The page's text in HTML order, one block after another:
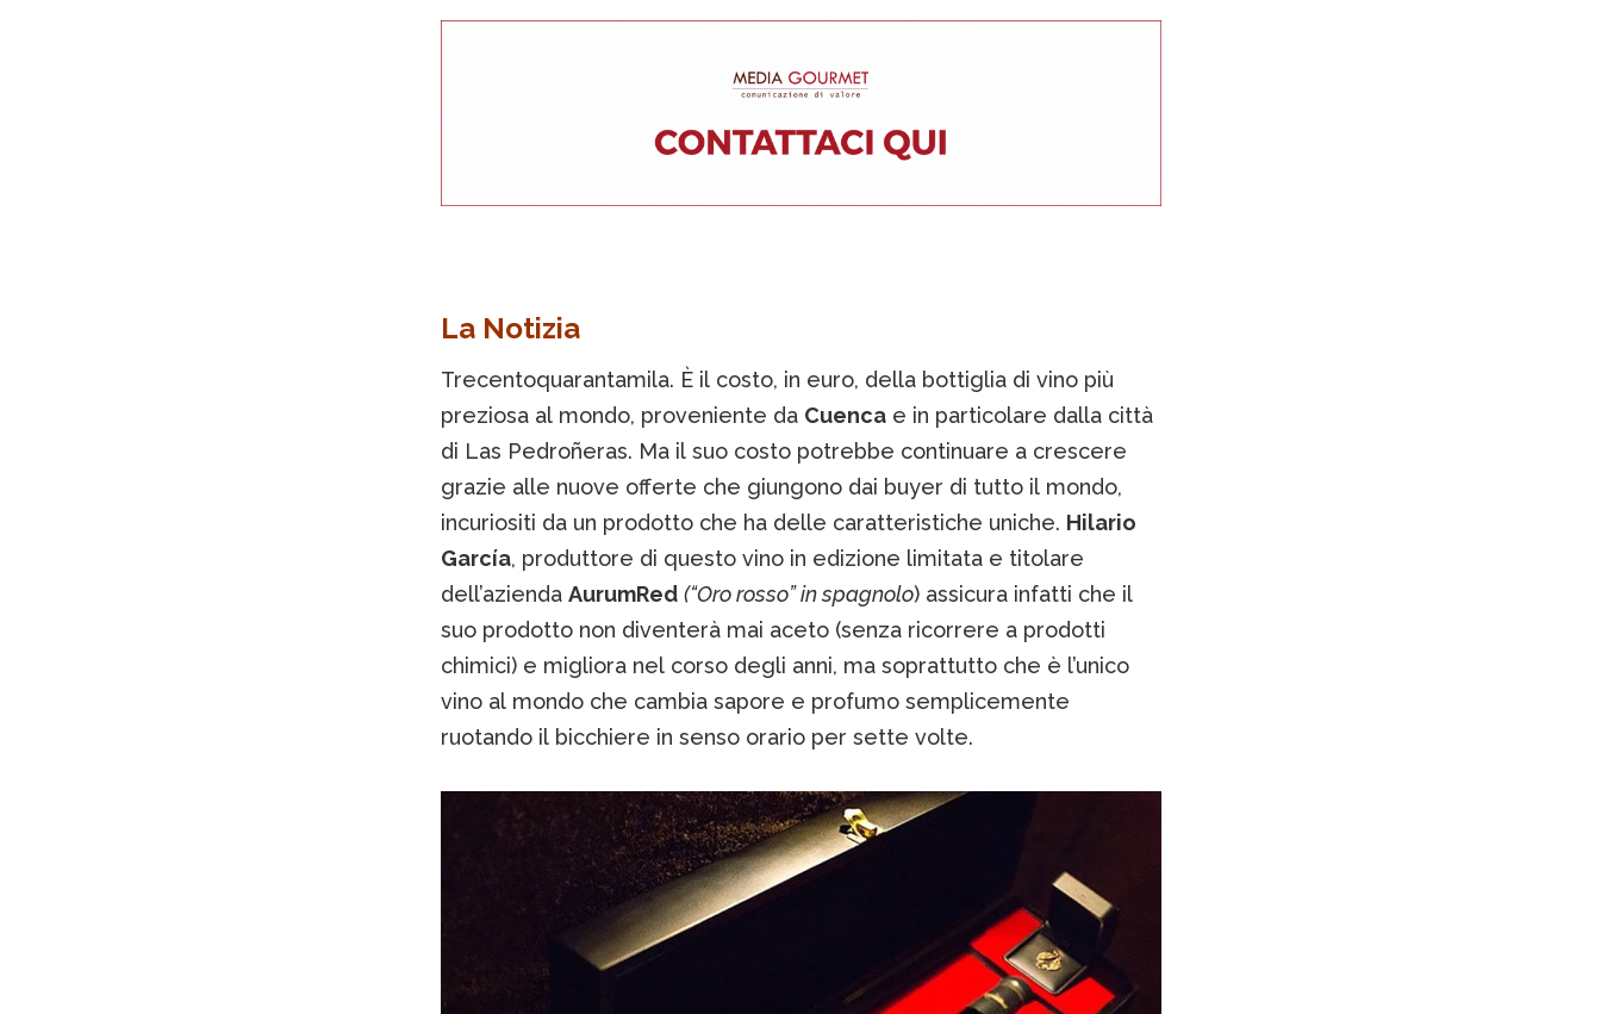
La Notizia
Trecentoquarantamila. È il costo, in euro, della bottiglia di vino più
preziosa al mondo, proveniente da Cuencae in particolare dalla città
di Las Pedroñeras. Ma il suo costo potrebbe continuare a crescere
grazie alle nuove offerte che giungono dai buyer di tutto il mondo,
incuriositi da un prodotto che ha delle caratteristiche uniche. Hilario
García, produttore di questo vino in edizione limitata e titolare
dell’azienda AurumRed (“Oro rosso” in spagnolo) assicura infatti che il
suo prodotto non diventerà mai aceto (senza ricorrere a prodotti
chimici) e migliora nel corso degli anni, ma soprattutto che è l’unico
vino al mondo che cambia sapore e profumo semplicemente
ruotando il bicchiere in senso orario per sette volte.